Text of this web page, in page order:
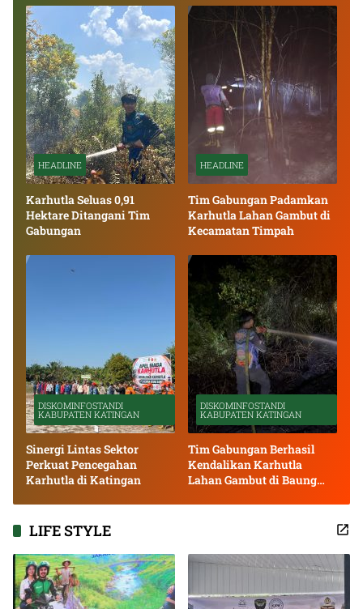
HEADLINE
Karhutla Seluas 0,91
Hektare Ditangani Tim
Gabungan
HEADLINE
Tim Gabungan Padamkan
Karhutla Lahan Gambut di
Kecamatan Timpah
DISKOMINFOSTANDI
KABUPATEN KATINGAN
Sinergi Lintas Sektor
Perkuat Pencegahan
Karhutla di Katingan
DISKOMINFOSTANDI
KABUPATEN KATINGAN
Tim Gabungan Berhasil
Kendalikan Karhutla
Lahan Gambut di Baung
LIFE STYLE